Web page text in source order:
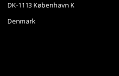
DK-1113 København K
Denmark